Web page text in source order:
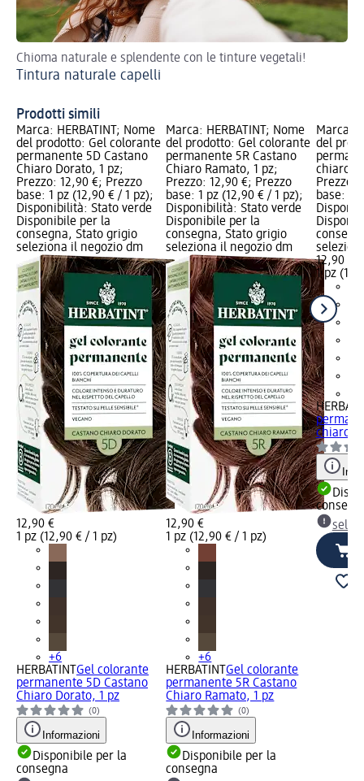
Chioma naturale e splendente con le tinture vegetali!
Tintura naturale capelli
Prodotti simili
Marca: HERBATINT; Nome
del prodotto: Gel colorante
permanente 5D Castano
Chiaro Dorato, 1 pz;
Prezzo: 12,90 €; Prezzo
base: 1 pz (12,90 € / 1 pz);
Disponibilità: Stato verde
Disponibile per la
consegna, Stato grigio
seleziona il negozio dm
12,90 €
1 pz (12,90 € / 1 pz)
+6
HERBATINT Gel colorante
permanente 5D Castano
Chiaro Dorato, 1 pz
(0)
Informazioni
Disponibile per la
consegna
Marca: HERBATINT; Nome
del prodotto: Gel colorante
permanente 5R Castano
Chiaro Ramato, 1 pz;
Prezzo: 12,90 €; Prezzo
base: 1 pz (12,90 € / 1 pz);
Disponibilità: Stato verde
Disponibile per la
consegna, Stato grigio
seleziona il negozio dm
12,90 €
1 pz (12,90 € / 1 pz)
+6
HERBATINTGel colorante
permanente 5R Castano
Chiaro Ramato, 1 pz
(0)
Informazioni
Disponibile per la
consegna
Marca:
del
chiaro
Prezzo:
base: 1
12,90 €
1 pz
chiaro